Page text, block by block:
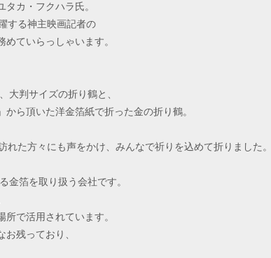
カ・フクハラ氏。
する神主映画記者の
ていらっしゃいます。
大判サイズの折り鶴と、
ら頂いた洋金箔紙で折った金の折り鶴。
れた方々にも声をかけ、みんなで祈りを込めて折りました
金箔を取り扱う会社です。
で活用されています。
残っており、